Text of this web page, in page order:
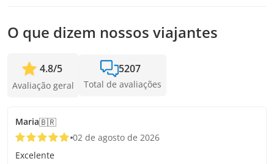
O que dizem nossos viajantes
4.8/5
Avaliação geral
5207
Total de avaliações
Maria🇧🇷
02 de agosto de 2026
Excelente